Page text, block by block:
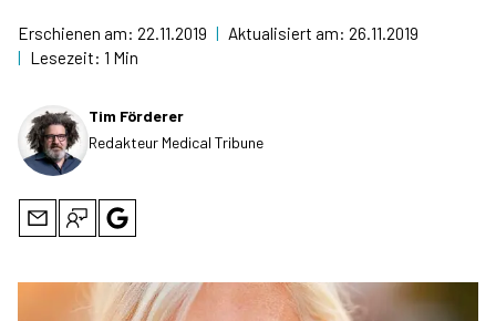
Erschienen am: 22.11.2019 | Aktualisiert am: 26.11.2019
| Lesezeit: 1 Min
Tim Förderer
Redakteur Medical Tribune